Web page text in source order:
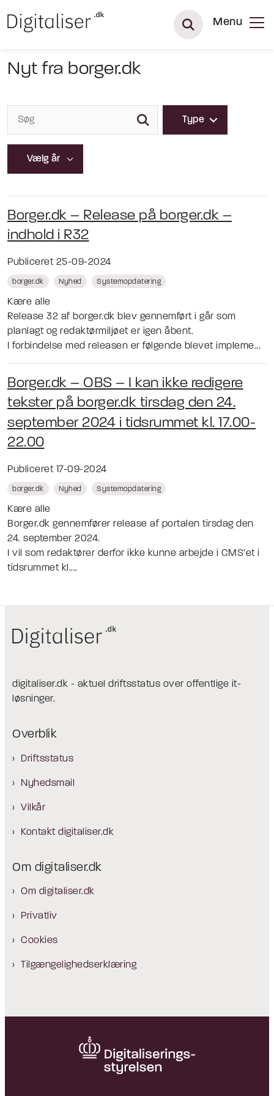
Menu
Nyt fra borger.dk
Type
Borger.dk – Release på borger.dk –
indhold i R32
Publiceret 25-09-2024
borger.dk Nyhed Systemopdatering
Kære alle
Release 32 af borger.dk blev gennemført i går som
planlagt og redaktørmiljøet er igen åbent.
I forbindelse med releasen er følgende blevet impleme...
Borger.dk – OBS – I kan ikke redigere
tekster på borger.dk tirsdag den 24.
september 2024 i tidsrummet kl. 17.00-
22.00
Publiceret 17-09-2024
borger.dk Nyhed Systemopdatering
Kære alle
Borger.dk gennemfører release af portalen tirsdag den
24. september 2024.
I vil som redaktører derfor ikke kunne arbejde i CMS’et i
tidsrummet kl....
digitaliser.dk - aktuel driftsstatus over offentlige it-
løsninger.
Overblik
Driftsstatus
Nyhedsmail
Vilkår
Kontakt digitaliser.dk
Om digitaliser.dk
Om digitaliser.dk
Privatliv
Cookies
Tilgængelighedserklæring